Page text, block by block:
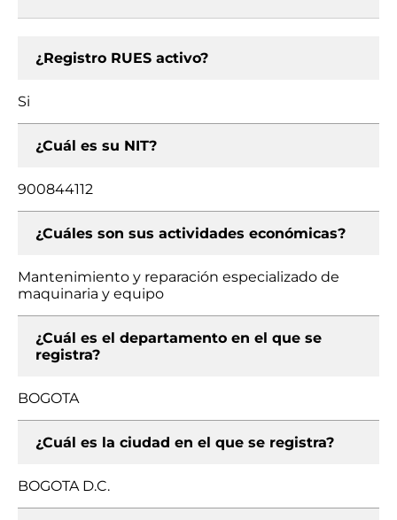
¿Registro RUES activo?
Si
¿Cuál es su NIT?
900844112
¿Cuáles son sus actividades económicas?
Mantenimiento y reparación especializado de
maquinaria y equipo
¿Cuál es el departamento en el que se
registra?
BOGOTA
¿Cuál es la ciudad en el que se registra?
BOGOTA D.C.